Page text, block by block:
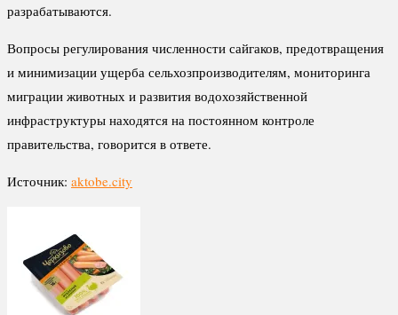
разрабатываются.
Вопросы регулирования численности сайгаков, предотвращения
и минимизации ущерба сельхозпроизводителям, мониторинга
миграции животных и развития водохозяйственной
инфраструктуры находятся на постоянном контроле
правительства, говорится в ответе.
Источник: aktobe.city